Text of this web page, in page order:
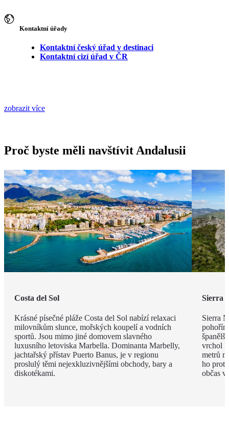
Kontaktní úřady
Kontaktní český úřad v destinaci
Kontaktní cizí úřad v ČR
zobrazit více
Proč byste měli navštívit Andalusii
Costa del Sol
Krásné písečné pláže Costa del Sol nabízí relaxaci
milovníkům slunce, mořských koupelí a vodních
sportů. Jsou mimo jiné domovem slavného
luxusního letoviska Marbella. Dominanta Marbelly,
jachtařský přístav Puerto Banus, je v regionu
proslulý těmi nejexkluzivnějšími obchody, bary a
diskotékami.
Sierra
Sierra
vrchol
metrů
ho
občas